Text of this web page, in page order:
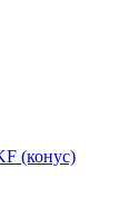
(конус)